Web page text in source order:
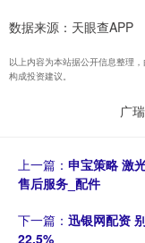
数据来源：天眼查APP
以上内容为本站据公开信息整理
构成投资建议。
广
上一篇： 申宝策略 激
售后服务_配件
下一篇： 迅银网配资
22.5%